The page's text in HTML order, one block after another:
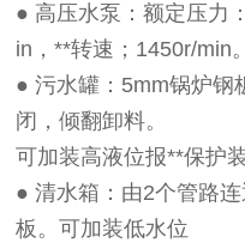
● 高压水泵：额定压力
in，**转速；1450r/min
● 污水罐：5mm锅炉钢
闭，倾翻卸料。
可加装高液位报**保护
● 清水箱：由2个管路
板。可加装低水位